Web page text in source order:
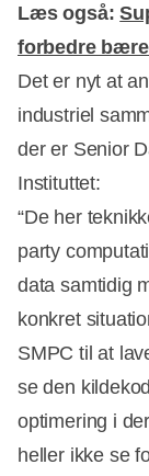
Læs også:
forbedre
Det er nyt at
industriel
der er Senior
Instituttet:
“De her
party
data samtidig
konkret
SMPC til at
se den
optimering i
heller ikke se